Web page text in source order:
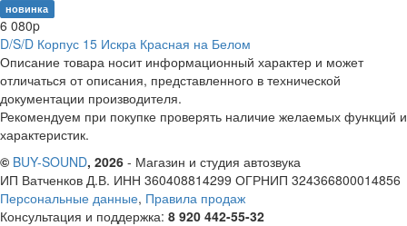
новинка
6 080p
D/S/D Корпус 15 Искра Красная на Белом
Описание товара носит информационный характер и может
отличаться от описания, представленного в технической
документации производителя.
Рекомендуем при покупке проверять наличие желаемых функций и
характеристик.
© BUY-SOUND, 2026 - Магазин и студия автозвука
ИП Ватченков Д.В. ИНН 360408814299 ОГРНИП 324366800014856
Персональные данные, Правила продаж
Консультация и поддержка: 8 920 442-55-32